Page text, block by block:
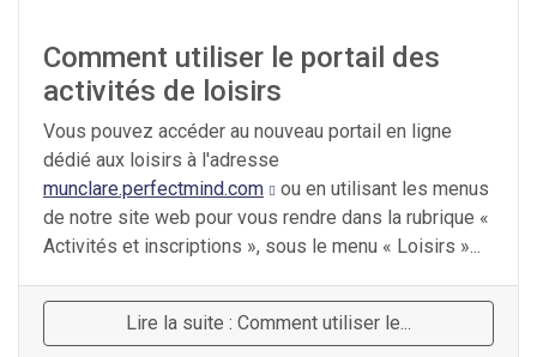
Comment utiliser le portail des
activités de loisirs
Vous pouvez accéder au nouveau portail en ligne
dédié aux loisirs à l'adresse
munclare.perfectmind.com
ou en utilisant les menus
de notre site web pour vous rendre dans la rubrique «
Activités et inscriptions », sous le menu « Loisirs »...
Lire la suite : Comment utiliser le...